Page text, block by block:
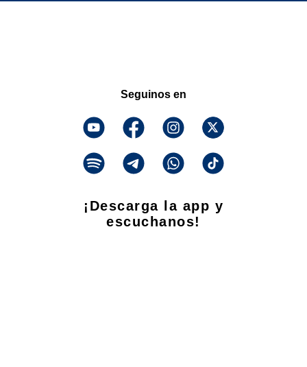
Seguinos en
¡Descarga la app y
escuchanos!